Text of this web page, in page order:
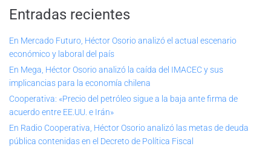
Entradas recientes
En Mercado Futuro, Héctor Osorio analizó el actual escenario
económico y laboral del país
En Mega, Héctor Osorio analizó la caída del IMACEC y sus
implicancias para la economía chilena
Cooperativa: «Precio del petróleo sigue a la baja ante firma de
acuerdo entre EE.UU. e Irán»
En Radio Cooperativa, Héctor Osorio analizó las metas de deuda
pública contenidas en el Decreto de Política Fiscal